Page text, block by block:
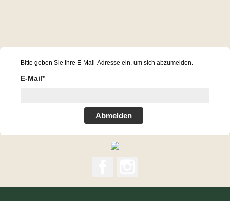
Bitte geben Sie Ihre E-Mail-Adresse ein, um sich abzumelden.
E-Mail*
Abmelden